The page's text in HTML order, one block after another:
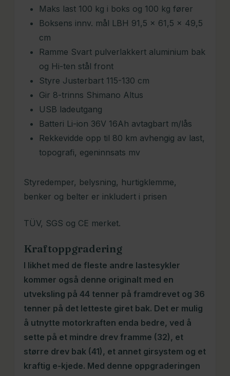
Maks last 100 kg i boks og 100 kg fører
Boksens innv. mål LBH 91,5 x 61,5 x 49,5
cm
Ramme Svart pulverlakkert aluminium bak
og Hi-ten stål front
Styre Justerbart 115-130 cm
Gir 8-trinns Shimano Altus
USB ladeutgang
Batteri Li-ion 36V 16Ah avtagbart m/lås
Rekkevidde opp til 80 km avhengig av last,
topografi, egeninnsats mv
Styredemper, belysning, hurtigklemme,
benker og belter er inkludert i prisen
TÜV, SGS og CE merket.
Kraftoppgradering
I likhet med de fleste andre lastesykler
kommer også denne originalt med en
utveksling på 44 tenner på framdrevet og 36
tenner på det letteste giret bak. Det er mulig
å utnytte motorkraften enda bedre, ved å
sette på et mindre drev framme (32), et
større drev bak (41), et annet girsystem og et
kraftig e-kjede. Med denne oppgraderingen